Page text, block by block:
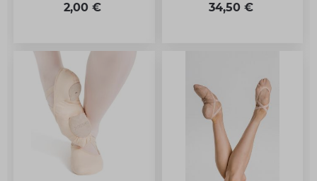
2,00 € 34,50 €